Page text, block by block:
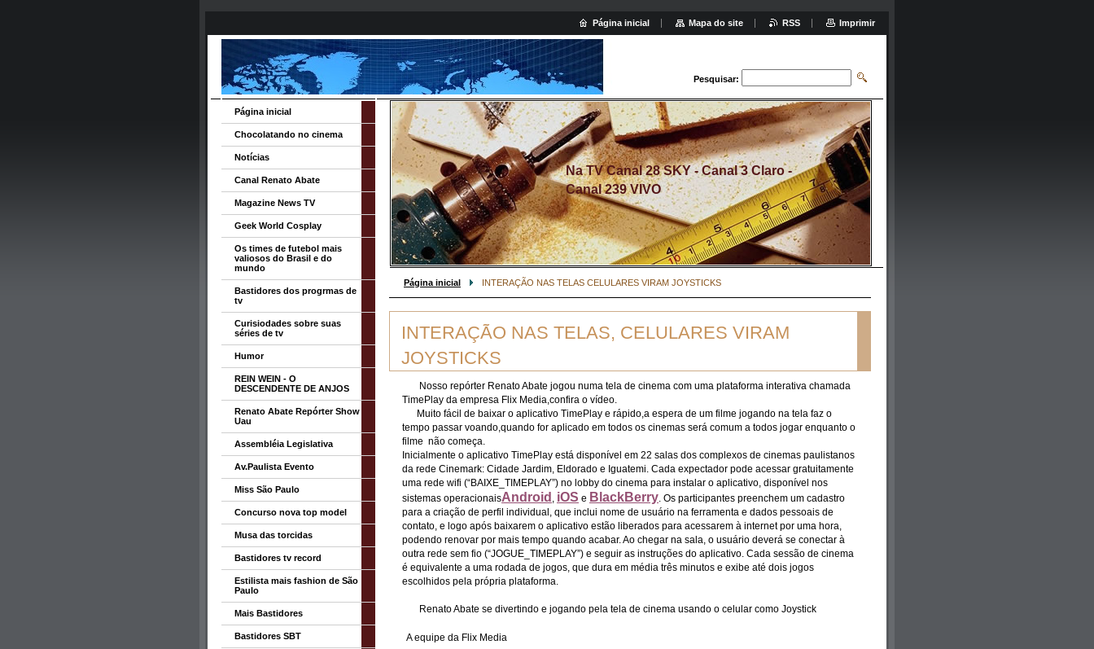
Pesquisar:
Na TV Canal 28 SKY - Canal 3 Claro -
Canal 239 VIVO
Página inicial INTERAÇÃO NAS TELAS CELULARES VIRAM JOYSTICKS
INTERAÇÃO NAS TELAS, CELULARES VIRAM
JOYSTICKS
Nosso repórter Renato Abate jogou numa tela de cinema com uma plataforma interativa chamada
TimePlay da empresa Flix Media,confira o vídeo.
Muito fácil de baixar o aplicativo TimePlay e rápido,a espera de um filme jogando na tela faz o
tempo passar voando,quando for aplicado em todos os cinemas será comum a todos jogar enquanto o
filme não começa.
Inicialmente o aplicativo TimePlay está disponível em 22 salas dos complexos de cinemas paulistanos
da rede Cinemark: Cidade Jardim, Eldorado e Iguatemi. Cada expectador pode acessar gratuitamente
uma rede wifi (“BAIXE_TIMEPLAY”) no lobby do cinema para instalar o aplicativo, disponível nos
sistemas operacionaisAndroid , iOS e BlackBerry. Os participantes preenchem um cadastro
para a criação de perfil individual, que inclui nome de usuário na ferramenta e dados pessoais de
contato, e logo após baixarem o aplicativo estão liberados para acessarem à internet por uma hora,
podendo renovar por mais tempo quando acabar. Ao chegar na sala, o usuário deverá se conectar à
outra rede sem fio (“JOGUE_TIMEPLAY”) e seguir as instruções do aplicativo. Cada sessão de cinema
é equivalente a uma rodada de jogos, que dura em média três minutos e exibe até dois jogos
escolhidos pela própria plataforma.
Renato Abate se divertindo e jogando pela tela de cinema usando o celular como Joystick
A equipe da Flix Media
Página inicial
Chocolatando no cinema
Notícias
Canal Renato Abate
Magazine News TV
Geek World Cosplay
Os times de futebol mais
valiosos do Brasil e do
mundo
Bastidores dos progrmas de
tv
Curisiodades sobre suas
séries de tv
Humor
REIN WEIN - O
DESCENDENTE DE ANJOS
Renato Abate Repórter Show
Uau
Assembléia Legislativa
Av.Paulista Evento
Miss São Paulo
Concurso nova top model
Musa das torcidas
Bastidores tv record
Estilista mais fashion de São
Paulo
Mais Bastidores
Bastidores SBT
Página inicial Mapa do site RSS Imprimir